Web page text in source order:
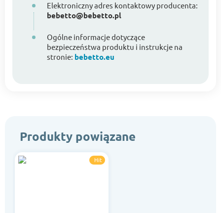
Elektroniczny adres kontaktowy producenta:
bebetto@bebetto.pl
Ogólne informacje dotyczące
bezpieczeństwa produktu i instrukcje na
stronie: bebetto.eu
Produkty powiązane
Hit